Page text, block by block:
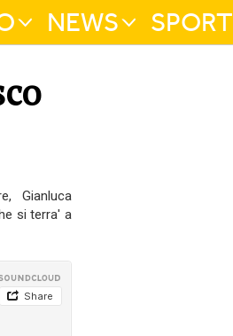
NEWS SPORT
Gianluca
si terra' a